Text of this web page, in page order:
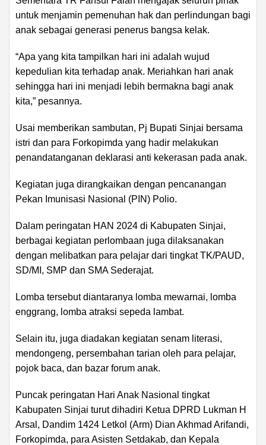
untuk menjamin pemenuhan hak dan perlindungan bagi
anak sebagai generasi penerus bangsa kelak.
“Apa yang kita tampilkan hari ini adalah wujud
kepedulian kita terhadap anak. Meriahkan hari anak
sehingga hari ini menjadi lebih bermakna bagi anak
kita,” pesannya.
Usai memberikan sambutan, Pj Bupati Sinjai bersama
istri dan para Forkopimda yang hadir melakukan
penandatanganan deklarasi anti kekerasan pada anak.
Kegiatan juga dirangkaikan dengan pencanangan
Pekan Imunisasi Nasional (PIN) Polio.
Dalam peringatan HAN 2024 di Kabupaten Sinjai,
berbagai kegiatan perlombaan juga dilaksanakan
dengan melibatkan para pelajar dari tingkat TK/PAUD,
SD/MI, SMP dan SMA Sederajat.
Lomba tersebut diantaranya lomba mewarnai, lomba
enggrang, lomba atraksi sepeda lambat.
Selain itu, juga diadakan kegiatan senam literasi,
mendongeng, persembahan tarian oleh para pelajar,
pojok baca, dan bazar forum anak.
Puncak peringatan Hari Anak Nasional tingkat
Kabupaten Sinjai turut dihadiri Ketua DPRD Lukman H
Arsal, Dandim 1424 Letkol (Arm) Dian Akhmad Arifandi,
Forkopimda, para Asisten Setdakab, dan Kepala